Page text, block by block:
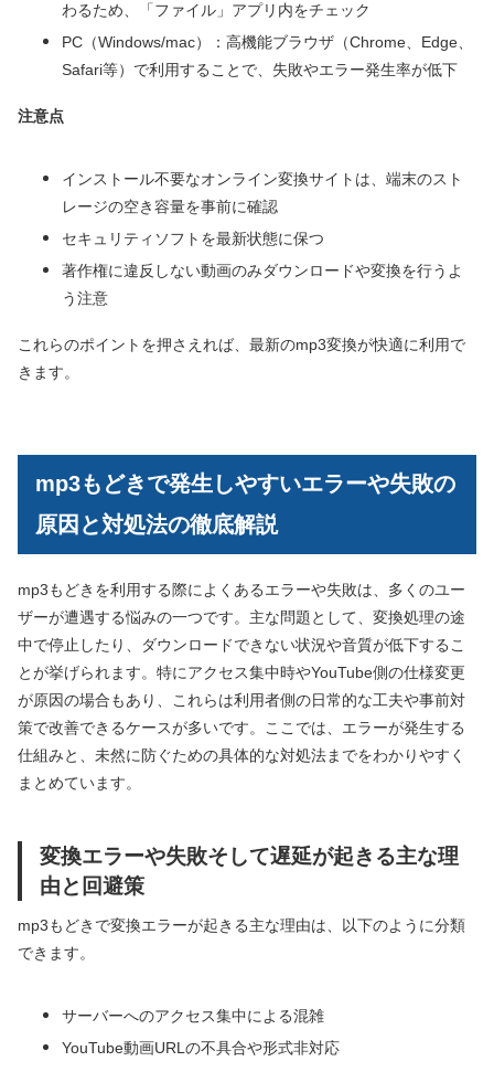
わるため、「ファイル」アプリ内をチェック
PC（Windows/mac）：高機能ブラウザ（Chrome、Edge、
Safari等）で利用することで、失敗やエラー発生率が低下
注意点
インストール不要なオンライン変換サイトは、端末のスト
レージの空き容量を事前に確認
セキュリティソフトを最新状態に保つ
著作権に違反しない動画のみダウンロードや変換を行うよ
う注意
これらのポイントを押さえれば、最新のmp3変換が快適に利用で
きます。
mp3もどきで発生しやすいエラーや失敗の
原因と対処法の徹底解説
mp3もどきを利用する際によくあるエラーや失敗は、多くのユー
ザーが遭遇する悩みの一つです。主な問題として、変換処理の途
中で停止したり、ダウンロードできない状況や音質が低下するこ
とが挙げられます。特にアクセス集中時やYouTube側の仕様変更
が原因の場合もあり、これらは利用者側の日常的な工夫や事前対
策で改善できるケースが多いです。ここでは、エラーが発生する
仕組みと、未然に防ぐための具体的な対処法までをわかりやすく
まとめています。
変換エラーや失敗そして遅延が起きる主な理
由と回避策
mp3もどきで変換エラーが起きる主な理由は、以下のように分類
できます。
サーバーへのアクセス集中による混雑
YouTube動画URLの不具合や形式非対応